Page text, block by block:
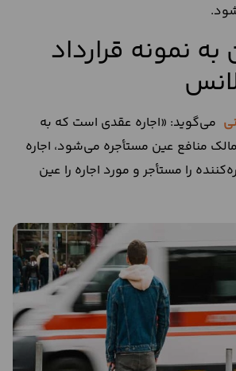
به نمونه قرارداد
می‌گوید: «اجاره عقدی است که به
مالک منافع عین مستأجره می‌شود، اجاره‌
را مستأجر و مورد اجاره را عین